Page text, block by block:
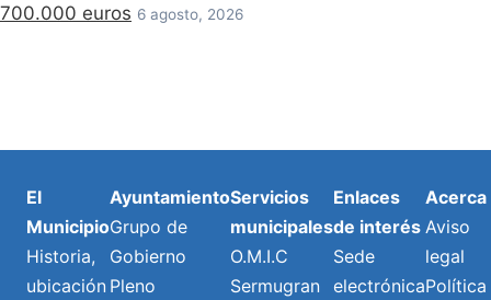
700.000 euros 6 agosto, 2026
El
Municipio
Historia,
ubicación
Ayuntamiento
Grupo de
Gobierno
Pleno
Servicios
municipales
O.M.I.C
Sermugran
Enlaces
de interés
Sede
electrónica
Acerca
Aviso
legal
Política